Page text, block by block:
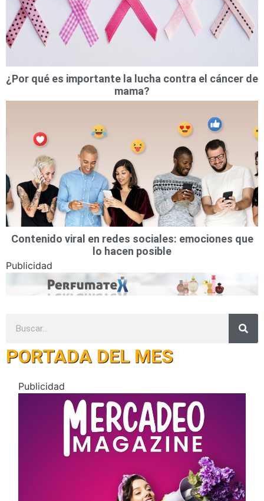
¿Por qué es importante la lucha contra el cáncer de
mama?
Contenido viral en redes sociales: emociones que
lo hacen posible
Publicidad
PORTADA DEL MES
Publicidad